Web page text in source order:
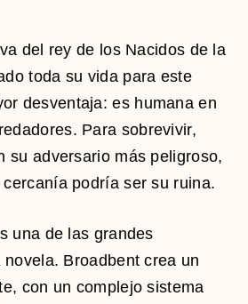
del rey de los Nacidos de la
toda su vida para este
desventaja: es humana en
Para sobrevivir,
su adversario más peligroso,
podría ser su ruina.
una de las grandes
Broadbent crea un
con un complejo sistema